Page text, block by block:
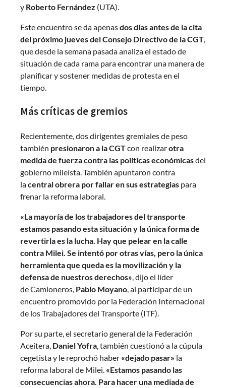
y Roberto Fernández (UTA).
Este encuentro se da apenasdos días antes de la cita
del próximo jueves del Consejo Directivo de la CGT
que desde la semana pasada analiza el estado de
situación de cada rama para encontrar una manera de
planificar y sostener medidas de protesta en el
tiempo.
Más críticas de gremios
Recientemente, dos dirigentes gremiales de peso
también presionaron a la CGTcon realizarotra
medida de fuerza contra las políticas económicasdel
gobierno mileísta. También apuntaron contra
lacentral obrera por fallar en sus estrategias para
frenar la reforma laboral.
«La mayoría de los trabajadores del transporte
estamos pasando esta situación y la única forma de
revertirla es la lucha. Hay que pelear en la calle
contra Milei. Se intentó por otras vías, pero la única
herramienta que queda es la movilización y la
defensa de nuestros derechos», dijo el líder
de Camioneros, Pablo Moyano, al participar de un
encuentro promovido por la Federación Internacional
de los Trabajadores del Transporte (ITF).
Por su parte, el secretario general de la Federación
Aceitera, Daniel Yofra, también cuestionó a la cúpula
cegetista y le reprochó haber «dejado pasar» la
reforma laboral de Milei. «Estamos pasando las
consecuencias ahora. Para hacer una mediada de